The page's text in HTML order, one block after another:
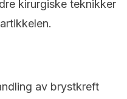
kirurgiske teknikker
av brystkreft